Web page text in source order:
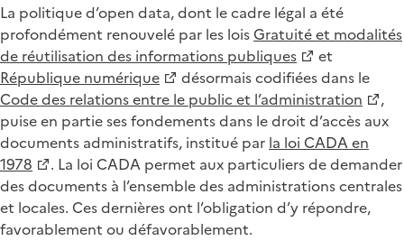
La politique d’open data, dont le cadre légal a été
profondément renouvelé par les loisGratuité et modalités
de réutilisation des informations publiques
et
République numérique
désormais codifiées dans le
Code des relations entre le public et l’administration
,
puise en partie ses fondements dans le droit d’accès aux
documents administratifs, institué par la loi CADA en
1978
. La loi CADA permet aux particuliers de demander
des documents à l’ensemble des administrations centrales
et locales. Ces dernières ont l’obligation d’y répondre,
favorablement ou défavorablement.